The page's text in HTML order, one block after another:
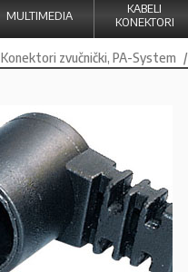
MULTIMEDIA
KABELI
KONEKTORI
Konektori zvučnički, PA-System